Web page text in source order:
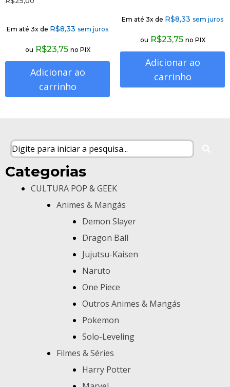
Em até 3x de R$8,33 sem juros
ou R$23,75 no PIX
Adicionar ao
carrinho
Em até 3x de R$8,33 sem juros
ou R$23,75 no PIX
Adicionar ao
carrinho
Categorias
CULTURA POP & GEEK
Animes & Mangás
Demon Slayer
Dragon Ball
Jujutsu-Kaisen
Naruto
One Piece
Outros Animes & Mangás
Pokemon
Solo-Leveling
Filmes & Séries
Harry Potter